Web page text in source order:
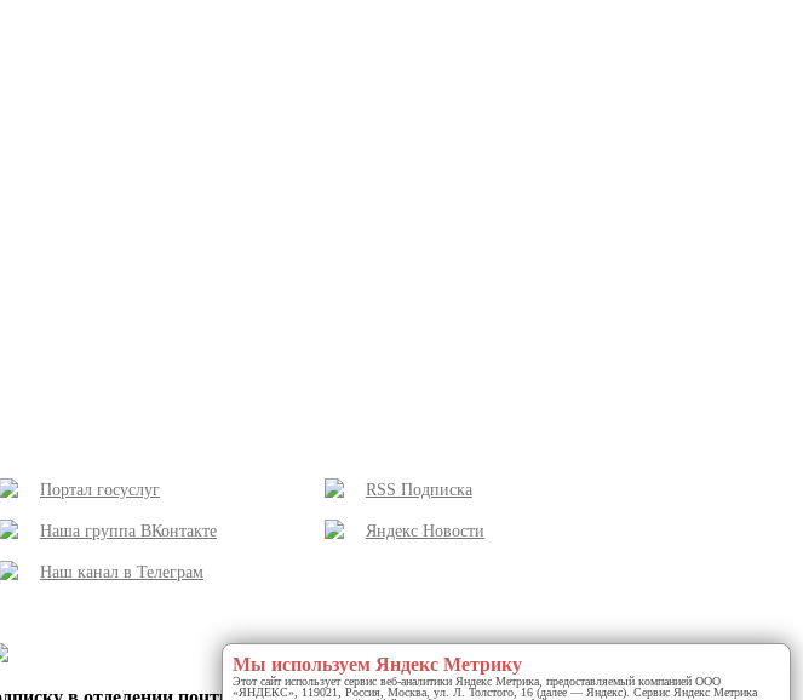
Портал госуслуг
Наша группа ВКонтакте
Наш канал в Телеграм
RSS Подписка
Яндекс Новости
Мы используем Яндекс Метрику
Этот сайт использует сервис веб-аналитики Яндекс Метрика, предоставляемый компанией ООО
«ЯНДЕКС», 119021, Россия, Москва, ул. Л. Толстого, 16 (далее — Яндекс). Сервис Яндекс Метрика